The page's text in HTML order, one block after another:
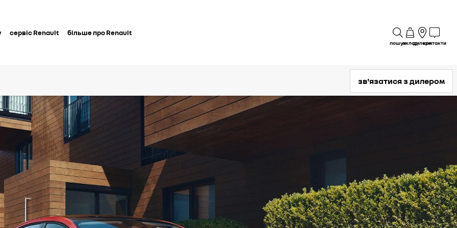
сервіс Renault більше про Renault
пошукскладдилериконтакти
зв'язатися з дилером